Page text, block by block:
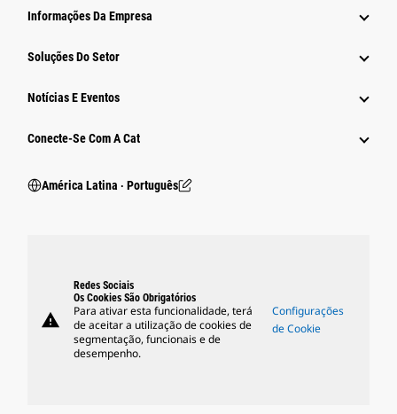
Informações Da Empresa
Soluções Do Setor
Notícias E Eventos
Conecte-Se Com A Cat
América Latina ‧ Português
warning
Redes Sociais
Os Cookies São Obrigatórios
Para ativar esta funcionalidade, terá
de aceitar a utilização de cookies de
segmentação, funcionais e de
desempenho.
Configurações
de Cookie